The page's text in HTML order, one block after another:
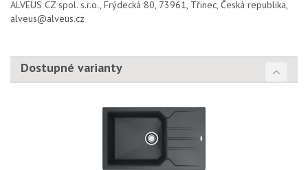
ALVEUS CZ spol. s.r.o., Frýdecká 80, 73961, Třinec, Česká republika,
alveus@alveus.cz
Dostupné varianty